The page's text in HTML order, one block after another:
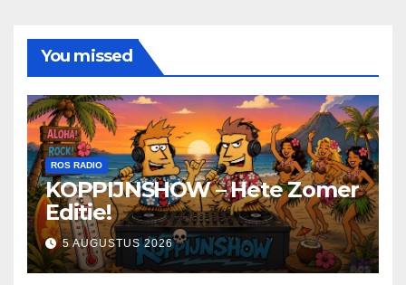
You missed
ROS RADIO
KOPPIJNSHOW – Hete Zomer
Editie!
5 AUGUSTUS 2026